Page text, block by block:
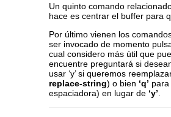
Un quinto comando
hace es centrar el buffer para
Por último vienen los
ser invocado de momento
cual considero más útil que
encuentre preguntará si
usar ‘y’ si queremos
replace-string) o bien ‘q’
espaciadora) en lugar de ‘y’.